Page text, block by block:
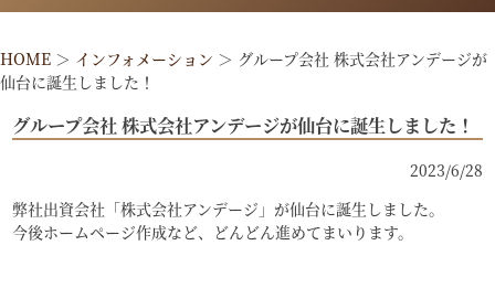
HOME ＞ インフォメーション ＞ グループ会社 株式会社アンデージが
仙台に誕生しました！
グループ会社 株式会社アンデージが仙台に誕生しました！
2023/6/28
弊社出資会社「株式会社アンデージ」が仙台に誕生しました。
今後ホームページ作成など、どんどん進めてまいります。